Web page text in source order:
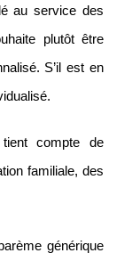
au service des
plutôt être
S’il est en
compte de
familiale, des
générique